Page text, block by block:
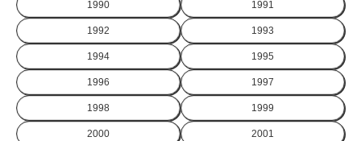
1990 1991
1992 1993
1994 1995
1996 1997
1998 1999
2000 2001